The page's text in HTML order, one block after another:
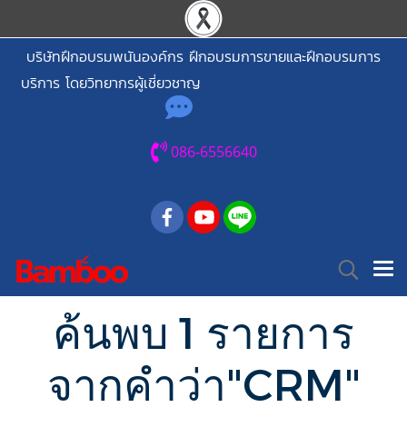
บริษัทฝึกอบรมพนันองค์กร ฝึกอบรมการขายและฝึกอบรมการ
บริการ โดยวิทยากรผู้เชี่ยวชาญ
086-6556640
ค้นพบ 1 รายการ
จากคำว่า"CRM"